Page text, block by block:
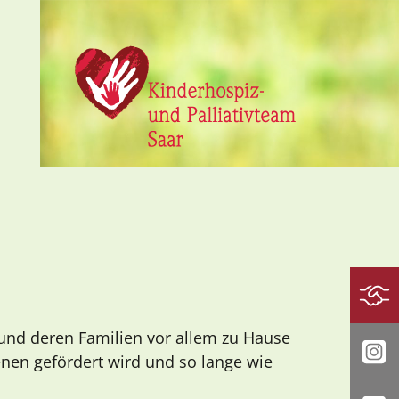
deren Familien vor allem zu Hause
gefördert wird und so lange wie